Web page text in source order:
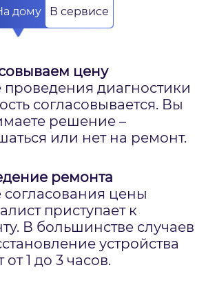
дому В сервисе
цену
проведения диагностики
согласовывается. Вы
решение –
или нет на ремонт.
ремонта
согласования цены
приступает к
В большинстве случаев
устройства
от 1 до 3 часов.